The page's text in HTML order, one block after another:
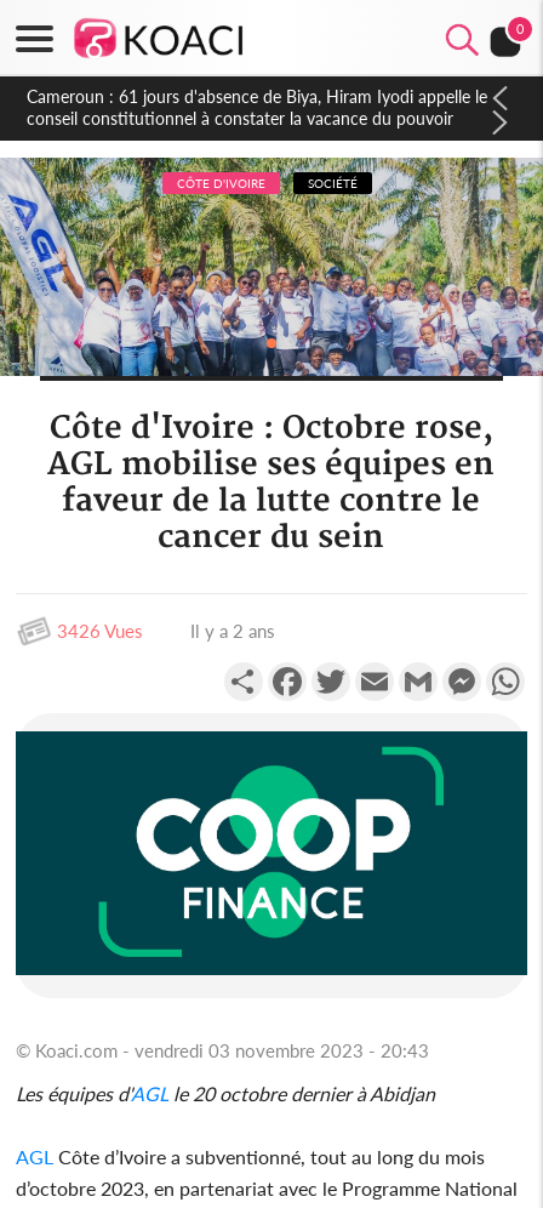
0
Côte d'Ivoire : Fin de la pagaille au PDCI-RDA, Lessiehi bannit
les mouvements sauvages
CÔTE D'IVOIRE SOCIÉTÉ
Côte d'Ivoire : Octobre rose,
AGL mobilise ses équipes en
faveur de la lutte contre le
cancer du sein
3426 Vues Il y a 2 ans
PartagerFacebookTwitterEmail Gmail
© Koaci.com - vendredi 03 novembre 2023 - 20:43
Les équipes d'AGL le 20 octobre dernier à Abidjan
AGL Côte d’Ivoire a subventionné, tout au long du mois
d’octobre 2023, en partenariat avec le Programme National